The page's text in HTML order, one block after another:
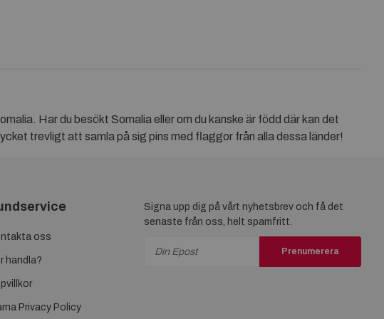
Har du besökt Somalia eller om du kanske är född där kan det
trevligt att samla på sig pins med flaggor från alla dessa länder!
oss
handla?
Privacy Policy
Signa upp dig på vårt nyhetsbrev och få det
senaste från oss, helt spamfritt.
Prenumerera